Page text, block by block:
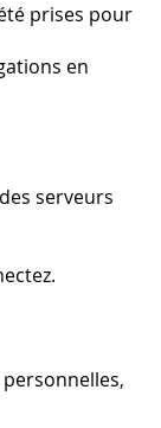
prises pour
en
serveurs